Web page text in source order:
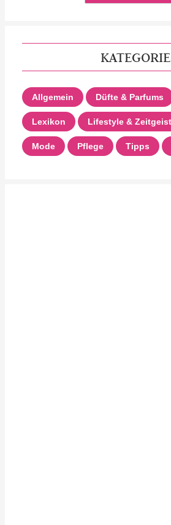
Allgemein Düfte & Parfums
Lexikon Lifestyle & Zeitgeist
Mode Pflege Tipps